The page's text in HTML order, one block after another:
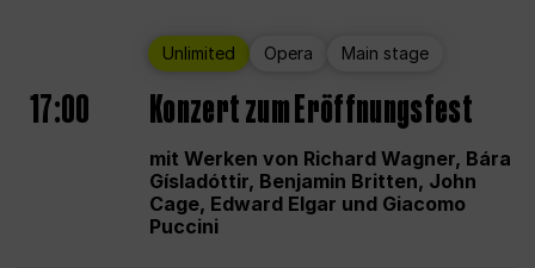
Unlimited Opera Main stage
17:00 Konzert zum Eröffnungsfest
mit Werken von Richard Wagner, Bára
Gísladóttir, Benjamin Britten, John
Cage, Edward Elgar und Giacomo
Puccini